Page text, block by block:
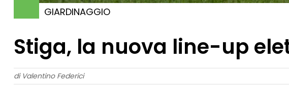
GIARDINAGGIO
Stiga, la nuova line-up
di Valentino Federici